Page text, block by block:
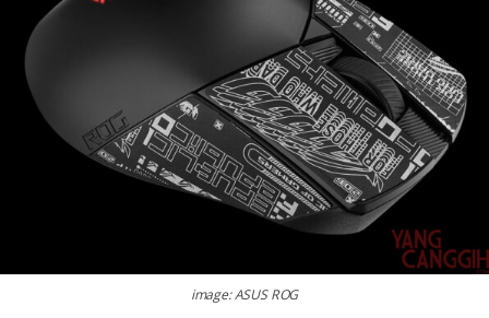
image: ASUS ROG